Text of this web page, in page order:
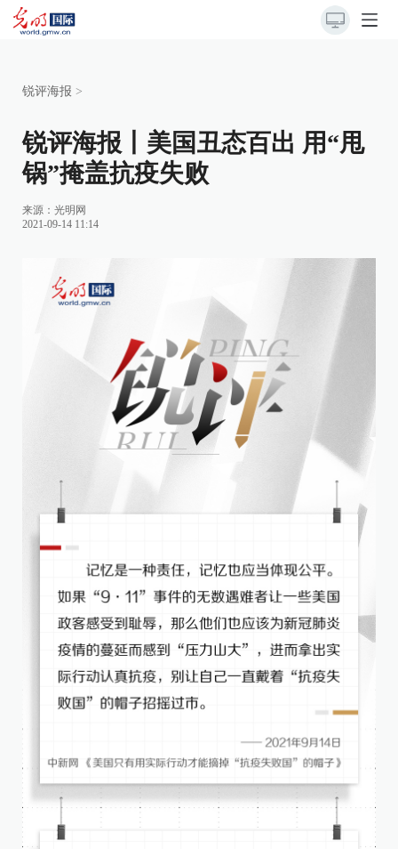
锐评海报 >
锐评海报丨美国丑态百出 用“甩
锅”掩盖抗疫失败
来源： 光明网
2021-09-14 11:14